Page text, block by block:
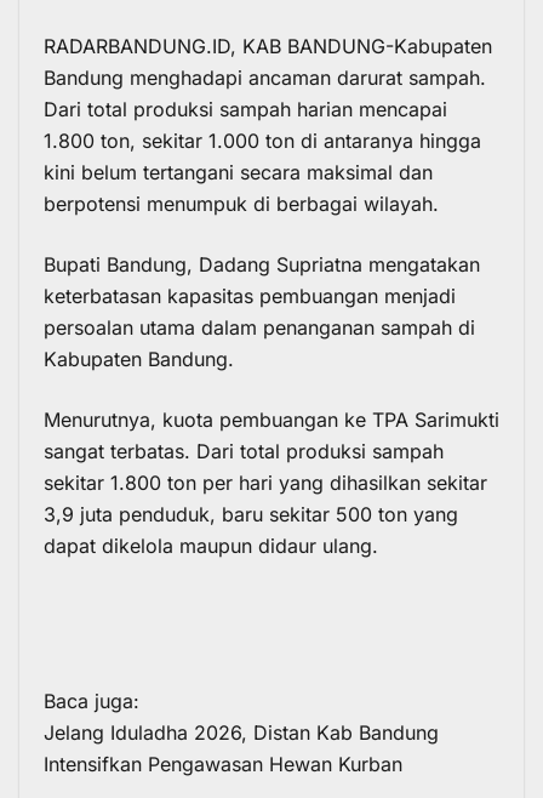
RADARBANDUNG.ID, KAB BANDUNG-Kabupaten
Bandung menghadapi ancaman darurat sampah.
Dari total produksi sampah harian mencapai
1.800 ton, sekitar 1.000 ton di antaranya hingga
kini belum tertangani secara maksimal dan
berpotensi menumpuk di berbagai wilayah.
Bupati Bandung, Dadang Supriatna mengatakan
keterbatasan kapasitas pembuangan menjadi
persoalan utama dalam penanganan sampah di
Kabupaten Bandung.
Menurutnya, kuota pembuangan ke TPA Sarimukti
sangat terbatas. Dari total produksi sampah
sekitar 1.800 ton per hari yang dihasilkan sekitar
3,9 juta penduduk, baru sekitar 500 ton yang
dapat dikelola maupun didaur ulang.
Baca juga:
Jelang Iduladha 2026, Distan Kab Bandung
Intensifkan Pengawasan Hewan Kurban